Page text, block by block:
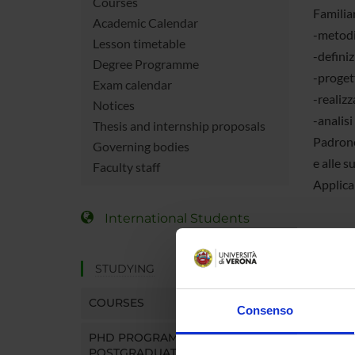
Consenso
Academic Calendar
Lesson timetable
Degree Programme
Exam calendar
Notices
Thesis and internship proposals
Governing bodies
Faculty staff
International Students
STUDYING
COURSES
PHD PROGRAMMES AND
-
-
-
-
-analisi
e alle